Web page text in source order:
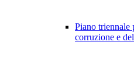
Piano triennale
corruzione e